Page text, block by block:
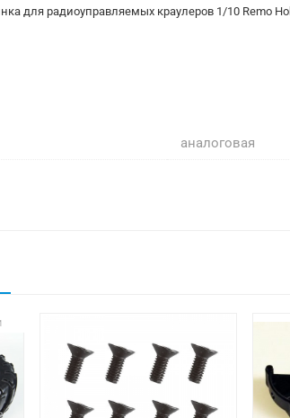
для радиоуправляемых краулеров 1/10 Remo
аналоговая